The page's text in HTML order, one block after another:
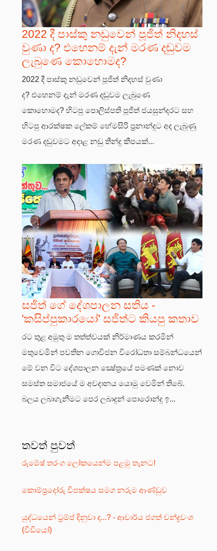
2022 දී පාස්කු නඩුවෙන් පූජිත් නිදහස්
වුණා ද? එහෙනම් දැන් මරණ දඬුවම
ලැබුණෙ කොහොමද?
2022 දී පාස්කු නඩුවෙන් පූජිත් නිදහස් වුණා
ද? එහෙනම් දැන් මරණ දඬුවම ලැබුණෙ
කොහොමද? හිටපු පොලිස්පති පූජිත් ජයසුන්දරට සහ
හිටපු ආරක්ෂක ලේකම් හේමසිරි ප්‍රනාන්දුට අද ලැබුණු
මරණ දඬුවමට අදාළ නඩු තීන්දු කීපයක්...
සජිත් ගේ දේශපාලන සතිය -
'කසිප්පුකාරයෝ' සජිත්ට කියපු කතාව
රට තුළ අමුතු ම තත්ත්වයක් නිර්මාණය කරමින්
මතුවෙමින් පවතින ගොවිජන විරෝධතා සම්බන්ධයෙන්
මේ වන විට දේශපාලන ක්‍ෂේත්‍රයේ පමණක් නොව
සමස්ත සමාජයේ ම අවදානය යොමු වෙමින් තිබේ.
බලය ලබාගැනීමට පෙර ලබාදුන් පොරොන්දු ඉ...
තවත් පුවත්
රුමේෂ් තරංග ලෝකයෙන්ම පළමු තැනට!
කොම්ප්‍රදෝරු විපක්ෂය සමග නරුම ආණ්ඩුව
යුද්ධයෙන් ට්‍රම්ප් දිනුවා ද...? - ආචාර්ය ජගත් චන්ද්‍රවංශ
(වීඩියෝ)